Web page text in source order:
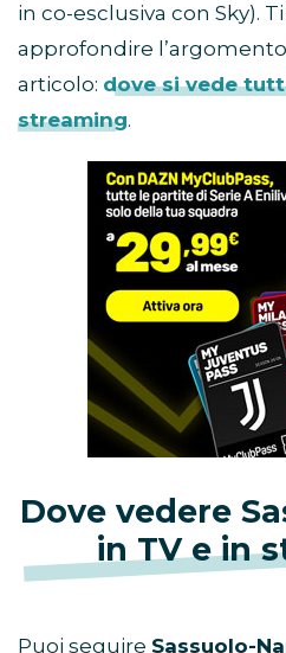
in co-esclusiva con Sky).
approfondire
articolo: dove si vede
streaming.
Dove vedere
in TV e in
Puoi seguire Sassuolo-